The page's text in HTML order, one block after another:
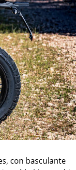
con basculante